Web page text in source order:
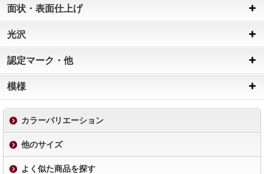
面状・表面仕上げ
光沢
認定マーク・他
模様
カラーバリエーション
他のサイズ
よく似た商品を探す